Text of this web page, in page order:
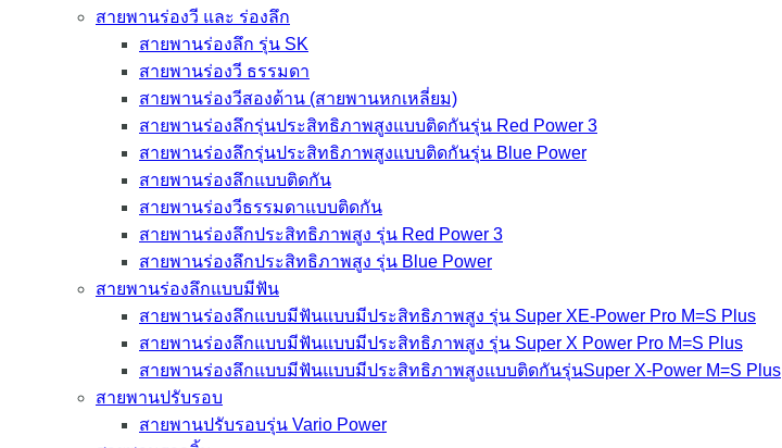
สายพานร่องวี และ ร่องลึก
สายพานร่องลึก รุ่น SK
สายพานร่องวี ธรรมดา
สายพานร่องวีสองด้าน (สายพานหกเหลี่ยม)
สายพานร่องลึกรุ่นประสิทธิภาพสูงแบบติดกันรุ่น Red Power 3
สายพานร่องลึกรุ่นประสิทธิภาพสูงแบบติดกันรุ่น Blue Power
สายพานร่องลึกแบบติดกัน
สายพานร่องวีธรรมดาแบบติดกัน
สายพานร่องลึกประสิทธิภาพสูง รุ่น Red Power 3
สายพานร่องลึกประสิทธิภาพสูง รุ่น Blue Power
สายพานร่องลึกแบบมีฟัน
สายพานร่องลึกแบบมีฟันแบบมีประสิทธิภาพสูง รุ่น Super XE-Power Pro M=S Plus
สายพานร่องลึกแบบมีฟันแบบมีประสิทธิภาพสูง รุ่น Super X Power Pro M=S Plus
สายพานร่องลึกแบบมีฟันแบบมีประสิทธิภาพสูงแบบติดกันรุ่นSuper X-Power M=S Plus
สายพานปรับรอบ
สายพานปรับรอบรุ่น Vario Power